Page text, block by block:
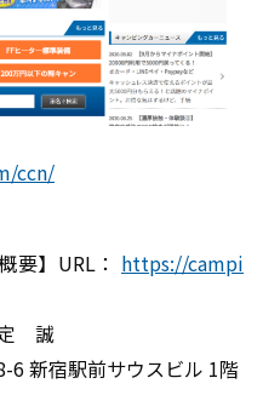
ccn/
要】URL： https://campi
定 誠
新宿駅前サウスビル 1階